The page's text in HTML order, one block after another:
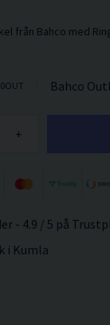
från Bahco med
Bahco
+
- 4.9 / 5 på
i Kumla